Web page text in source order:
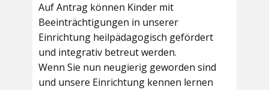
Auf Antrag können Kinder mit
Beeinträchtigungen in unserer
Einrichtung heilpädagogisch gefördert
und integrativ betreut werden.
Wenn Sie nun neugierig geworden sind
und unsere Einrichtung kennen lernen